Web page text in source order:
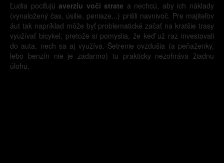
Ľudia pociťujúaverziu voči strate a nechcú, aby ich náklady
(vynaložený čas, úsilie, peniaze...) prišli navnivoč. Pre majiteľov
áut tak napríklad môže byť problematické začať na kratšie trasy
využívať bicykel, pretože si pomyslia, že keď už raz investovali
do auta, nech sa aj využíva. Šetrenie ovzdušia (a peňaženky,
lebo benzín nie je zadarmo) tu prakticky nezohráva žiadnu
úlohu.